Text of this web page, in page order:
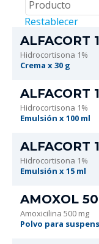
Restablecer
ALFACORT
Hidrocortisona 1%
Crema x 30 g
ALFACORT
Hidrocortisona 1%
Emulsión x 100 ml
ALFACORT
Hidrocortisona 1%
Emulsión x 15 ml
AMOXOL
Amoxicilina 500 mg
Polvo para